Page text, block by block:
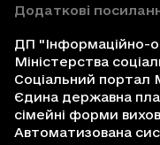
Додаткові
ДП "Інформаційно-
Міністерства
Соціальний портал
Єдина державна
сімейні форми
Автоматизована